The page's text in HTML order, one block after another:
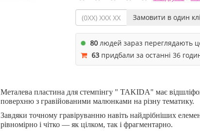
Замовити в один
80людей зараз переглядають
63придбали за останні 36
Металева пластина для стемпінгу " TAKIDA" має
поверхню з гравійованими малюнками на різну тематику.
Завдяки точному гравіруванню навіть найдрібніших
рівномірно і чітко — як цілком, так і фрагментарно.